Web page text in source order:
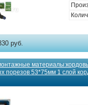
руб.
порезов 53*75мм 1 слой